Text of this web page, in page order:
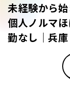
未経験から
個人ノルマ
勤なし｜兵庫